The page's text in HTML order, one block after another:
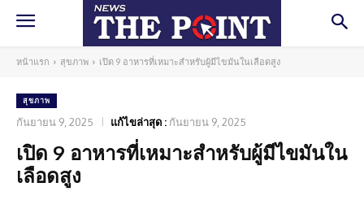
หน้าแรก สุขภาพ เปิด 9 อาหารที่เหมาะสำหรับผู้มีไขมันในเลือดสูง
สุขภาพ
กันยายน 9, 2025 แก้ไขล่าสุด : กันยายน 9, 2025
เปิด 9 อาหารที่เหมาะสำหรับผู้มีไขมันใน
เลือดสูง